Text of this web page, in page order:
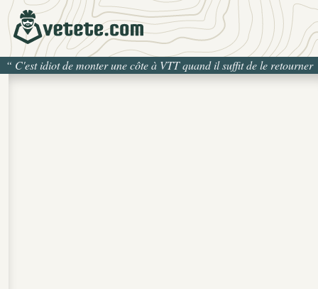
“ C'est idiot de monter une côte à VTT quand il suffit de le retourner
pour la descendre”